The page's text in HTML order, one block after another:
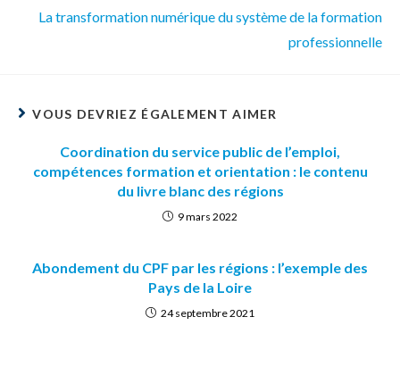
La transformation numérique du système de la formation
professionnelle
VOUS DEVRIEZ ÉGALEMENT AIMER
Coordination du service public de l’emploi,
compétences formation et orientation : le contenu
du livre blanc des régions
9 mars 2022
Abondement du CPF par les régions : l’exemple des
Pays de la Loire
24 septembre 2021